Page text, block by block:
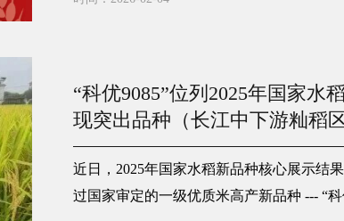
“科优9085”位列2025年国家水
现突出品种（长江中下游籼稻区
近日，2025年国家水稻新品种核心展示结
过国家审定的一级优质米高产新品种 --- “